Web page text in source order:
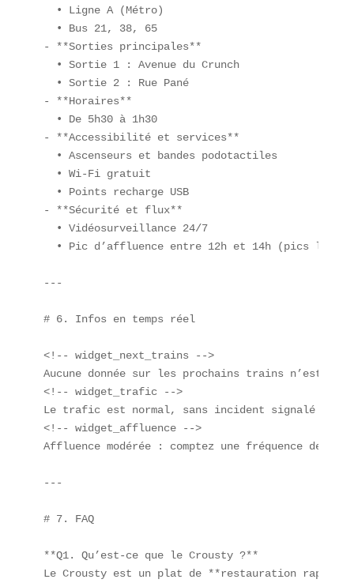
  • Ligne A (Métro)
  • Bus 21, 38, 65
- **Sorties principales**
  • Sortie 1 : Avenue du Crunch
  • Sortie 2 : Rue Pané
- **Horaires**
  • De 5h30 à 1h30
- **Accessibilité et services**
  • Ascenseurs et bandes podotactiles
  • Wi-Fi gratuit
  • Points recharge USB
- **Sécurité et flux**
  • Vidéosurveillance 24/7
• Pic d’affluence entre 12h et 14h (pics liés
---
# 6. Infos en temps réel
<!-- widget_next_trains -->
Aucune donnée sur les prochains trains n’est
<!-- widget_trafic -->
Le trafic est normal, sans incident signalé
<!-- widget_affluence -->
Affluence modérée : comptez une fréquence de
---
# 7. FAQ
**Q1. Qu’est-ce que le Crousty ?**
Le Crousty est un plat de **restauration